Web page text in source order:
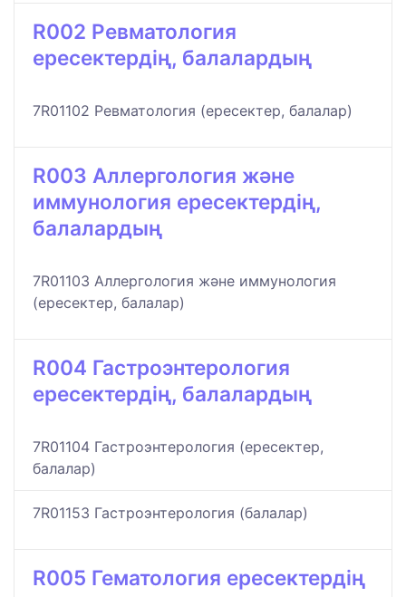
R002 Ревматология
ересектердің, балалардың
7R01102 Ревматология (ересектер, балалар)
R003 Аллергология және
иммунология ересектердің,
балалардың
7R01103 Аллергология және иммунология
(ересектер, балалар)
R004 Гастроэнтерология
ересектердің, балалардың
7R01104 Гастроэнтерология (ересектер,
балалар)
7R01153 Гастроэнтерология (балалар)
R005 Гематология ересектердің